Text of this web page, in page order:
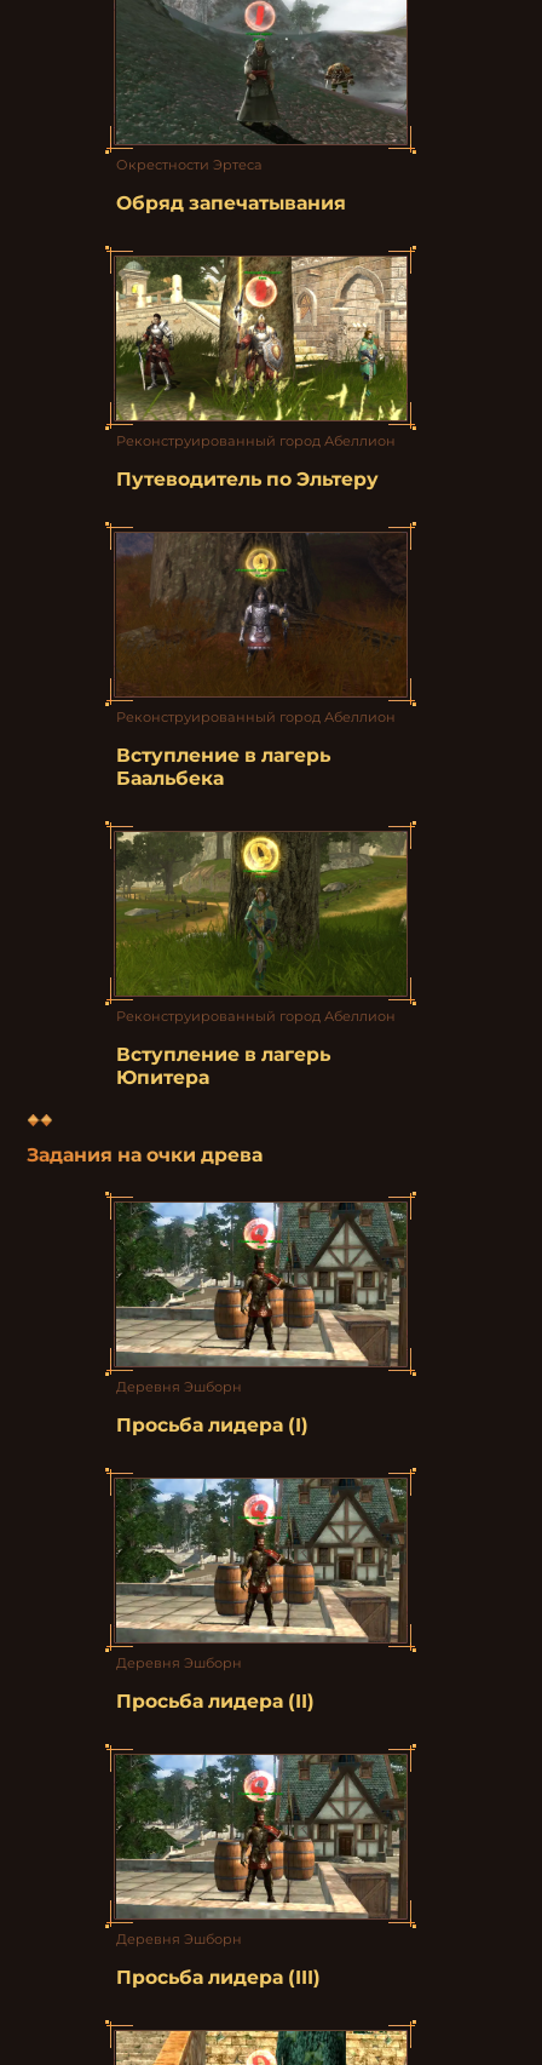
Окрестности Эртеса
Обряд запечатывания
Реконструированный город Абеллион
Путеводитель по Эльтеру
Реконструированный город Абеллион
Вступление в лагерь
Баальбека
Реконструированный город Абеллион
Вступление в лагерь
Юпитера
Задания на очки древа
Деревня Эшборн
Просьба лидера (I)
Деревня Эшборн
Просьба лидера (II)
Деревня Эшборн
Просьба лидера (III)